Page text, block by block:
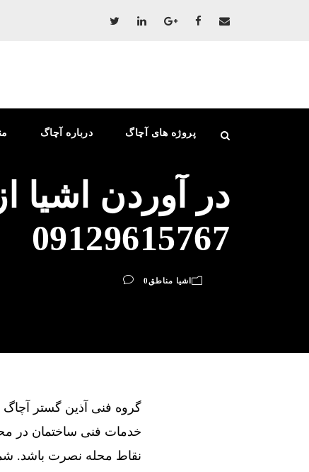
درباره آچاگ پروژه های آچاگ
در آوردن اشیا
09129615767
اشیا مناطق 0
خدمات فنی ساختمان در
نقاط محله نصرت باشد.